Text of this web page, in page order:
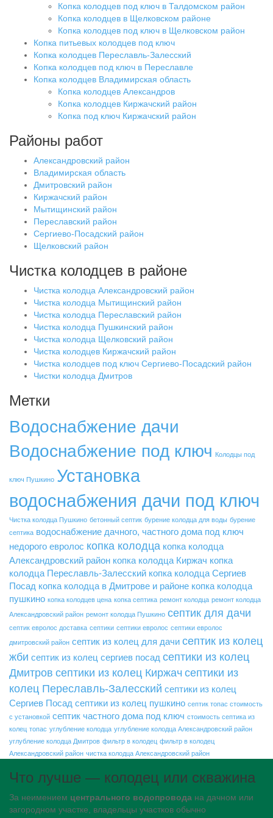
Копка колодцев под ключ в Талдомском район
Копка колодцев в Щелковском районе
Копка колодцев под ключ в Щелковском район
Копка питьевых колодцев под ключ
Копка колодцев Переславль-Залесский
Копка колодцев под ключ в Переславле
Копка колодцев Владимирская область
Копка колодцев Александров
Копка колодцев Киржачский район
Копка под ключ Киржачский район
Районы работ
Александровский район
Владимирская область
Дмитровский район
Киржачский район
Мытищинский район
Переславский район
Сергиево-Посадский район
Щелковский район
Чистка колодцев в районе
Чистка колодца Александровский район
Чистка колодца Мытищинский район
Чистка колодца Переславский район
Чистка колодца Пушкинский район
Чистка колодца Щелковский район
Чистка колодцев Киржачский район
Чистка колодцев под ключ Сергиево-Посадский район
Чистки колодца Дмитров
Метки
Водоснабжение дачи
Водоснабжение под ключ Колодцы под
ключ Пушкино Установка
водоснабжения дачи под ключ
Чистка колодца Пушкино бетонный септик бурение колодца для воды бурение
септика водоснабжение дачного, частного дома под ключ
недорого евролос копка колодца копка колодца
Александровский район копка колодца Киржач копка
колодца Переславль-Залесский копка колодца Сергиев
Посад копка колодца в Дмитрове и районе копка колодца
пушкино копка колодцев цена копка септика ремонт колодца ремонт колодца
Александровский район ремонт колодца Пушкино септик для дачи
септик евролос доставка септики септики евролос септики евролос
дмитровский район септик из колец для дачи септик из колец
жби септик из колец сергиев посад септики из колец
Дмитров септики из колец Киржач септики из
колец Переславль-Залесский септики из колец
Сергиев Посад септики из колец пушкино септик топас стоимость
с установкой септик частного дома под ключ стоимость септика из
колец топас углубление колодца углубление колодца Александровский район
углубление колодца Дмитров фильтр в колодец фильтр в колодец
Александровский район чистка колодца Александровский район
Что лучше — колодец или скважина
За неимением центрального водопровода на дачном или
загородном участке, владельцы участков обычно